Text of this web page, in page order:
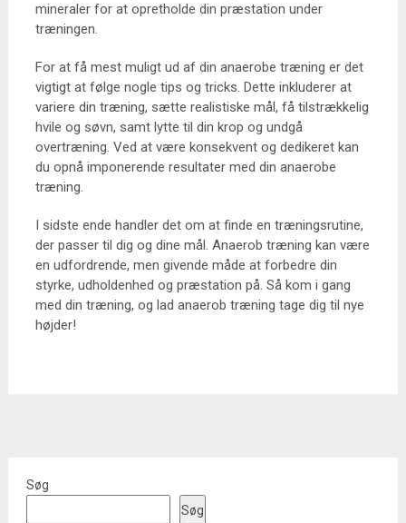
mineraler for at opretholde din præstation under
træningen.
For at få mest muligt ud af din anaerobe træning er det
vigtigt at følge nogle tips og tricks. Dette inkluderer at
variere din træning, sætte realistiske mål, få tilstrækkelig
hvile og søvn, samt lytte til din krop og undgå
overtræning. Ved at være konsekvent og dedikeret kan
du opnå imponerende resultater med din anaerobe
træning.
I sidste ende handler det om at finde en træningsrutine,
der passer til dig og dine mål. Anaerob træning kan være
en udfordrende, men givende måde at forbedre din
styrke, udholdenhed og præstation på. Så kom i gang
med din træning, og lad anaerob træning tage dig til nye
højder!
Søg
Søg